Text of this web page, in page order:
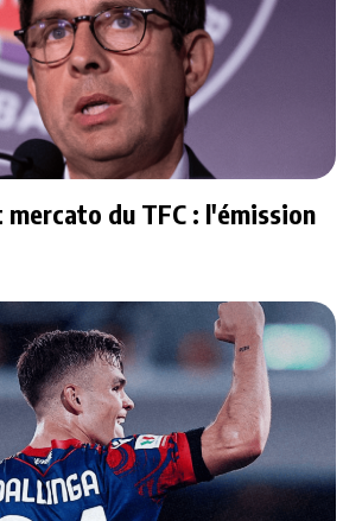
du TFC : l'émission